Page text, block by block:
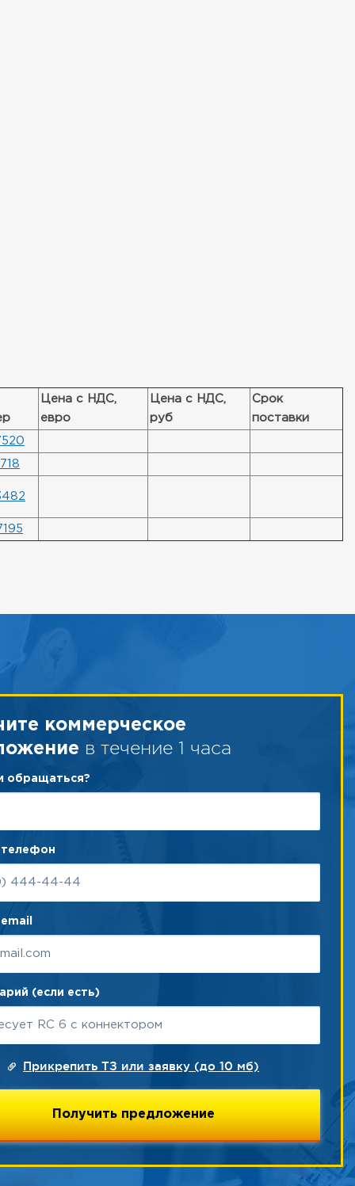
Цена с НДС,
евро
Цена с НДС,
руб
Срок
поставки
коммерческое
в течение 1 часа
обращаться?
(если есть)
Прикрепить ТЗ или заявку (до 10 мб)